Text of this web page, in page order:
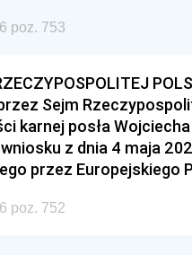
poz. 753
Sejm
karnej posła
z dnia 4 maja
przez Europejskiego
poz. 752